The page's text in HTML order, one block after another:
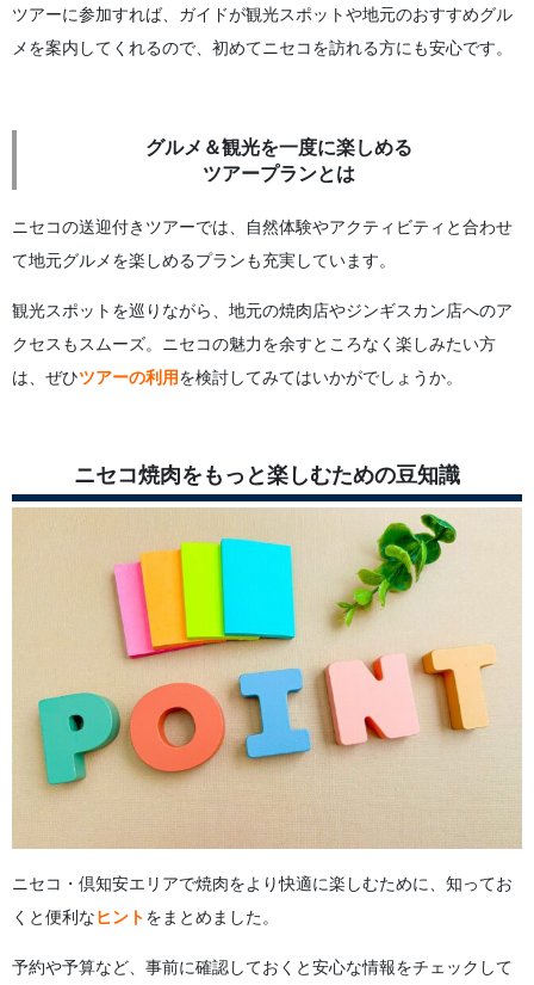
ツアーに参加すれば、ガイドが観光スポットや地元のおすすめグル
メを案内してくれるので、初めてニセコを訪れる方にも安心です。
グルメ＆観光を一度に楽しめる
ツアープランとは
ニセコの送迎付きツアーでは、自然体験やアクティビティと合わせ
て地元グルメを楽しめるプランも充実しています。
観光スポットを巡りながら、地元の焼肉店やジンギスカン店へのア
クセスもスムーズ。ニセコの魅力を余すところなく楽しみたい方
は、ぜひツアーの利用を検討してみてはいかがでしょうか。
ニセコ焼肉をもっと楽しむための豆知識
ニセコ・倶知安エリアで焼肉をより快適に楽しむために、知ってお
くと便利なヒントをまとめました。
予約や予算など、事前に確認しておくと安心な情報をチェックして